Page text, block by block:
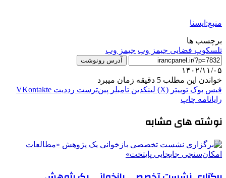
منبع:ایسنا
برچسب ها
تلسکوپ فضایی جیمز وب جیمز وب
آدرس رونوشت
۱۴۰۲/۱۱/۰۵
خواندن این مطلب 5 دقیقه زمان میبرد
فیس بوک توییتر (X) لینکدین ‫تامبلر ‫پین‌ترست ‫رددیت ‫VKontakte
رایانامه چاپ
نوشته های مشابه